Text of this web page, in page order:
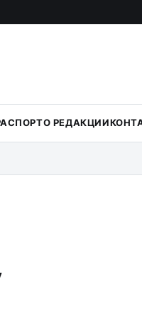
поиск
СПОРТО РЕДАКЦИИ